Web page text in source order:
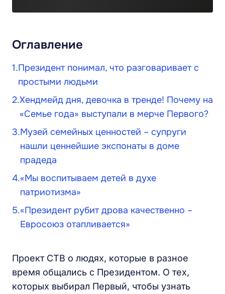
Оглавление
Президент понимал, что разговаривает с
простыми людьми
Хендмейд дня, девочка в тренде! Почему на
«Семье года» выступали в мерче Первого?
Музей семейных ценностей – супруги
нашли ценнейшие экспонаты в доме
прадеда
«Мы воспитываем детей в духе
патриотизма»
«Президент рубит дрова качественно –
Евросоюз отапливается»
Проект СТВ о людях, которые в разное
время общались с Президентом. О тех,
которых выбирал Первый, чтобы узнать